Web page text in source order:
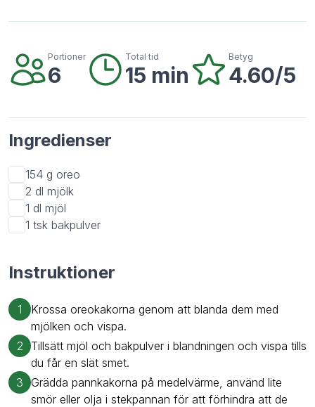
Portioner
6
Total tid
15 min
Betyg
4.60/5
Ingredienser
154 g oreo
2 dl mjölk
1 dl mjöl
1 tsk bakpulver
Instruktioner
1
Krossa oreokakorna genom att blanda dem med
mjölken och vispa.
2
Tillsätt mjöl och bakpulver i blandningen och vispa tills
du får en slät smet.
3
Grädda pannkakorna på medelvärme, använd lite
smör eller olja i stekpannan för att förhindra att de